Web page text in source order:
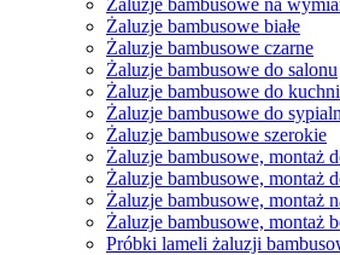
Żaluzje bambusowe na
Żaluzje bambusowe białe
Żaluzje bambusowe czarne
Żaluzje bambusowe do salonu
Żaluzje bambusowe do kuchni
Żaluzje bambusowe do
Żaluzje bambusowe szerokie
Żaluzje bambusowe, montaż
Żaluzje bambusowe, montaż
Żaluzje bambusowe, montaż
Żaluzje bambusowe, montaż
Próbki lameli żaluzji